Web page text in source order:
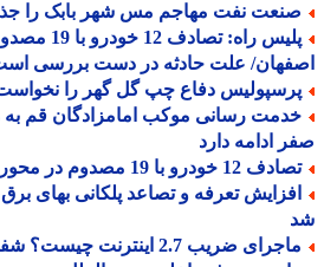
نفت مهاجم مس شهر بابک را جذب
پلیس راه: تصادف 12
علت حادثه در دست بررسی است
دفاع چپ گل گهر را نخواست
ادامه دارد
خودرو با 19 مصدوم در محور یاسوج ـ اصفهان
تعرفه و تصاعد پلکانی بهای برق
ماجرای ضریب 2.7 اینترنت